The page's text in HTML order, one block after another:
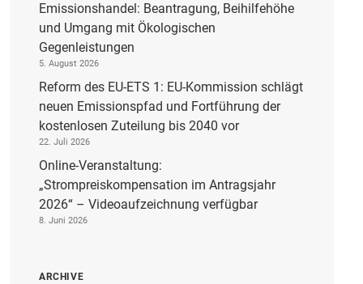
Emissionshandel: Beantragung, Beihilfehöhe
und Umgang mit Ökologischen
Gegenleistungen
5. August 2026
Reform des EU-ETS 1: EU-Kommission schlägt
neuen Emissionspfad und Fortführung der
kostenlosen Zuteilung bis 2040 vor
22. Juli 2026
Online-Veranstaltung:
„Strompreiskompensation im Antragsjahr
2026“ – Videoaufzeichnung verfügbar
8. Juni 2026
ARCHIVE